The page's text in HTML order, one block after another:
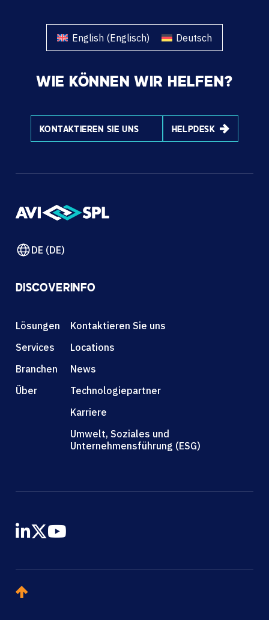
English (Englisch) Deutsch
WIE KÖNNEN WIR HELFEN?
KONTAKTIEREN SIE UNS HELPDESK
DE (DE)
DISCOVER
Lösungen
Services
Branchen
Über
INFO
Kontaktieren Sie uns
Locations
News
Technologiepartner
Karriere
Umwelt, Soziales und
Unternehmensführung (ESG)